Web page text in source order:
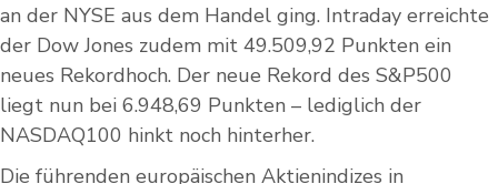
an der NYSE aus dem Handel ging. Intraday erreichte
der Dow Jones zudem mit 49.509,92 Punkten ein
neues Rekordhoch. Der neue Rekord des S&P500
liegt nun bei 6.948,69 Punkten – lediglich der
NASDAQ100 hinkt noch hinterher.
Die führenden europäischen Aktienindizes in